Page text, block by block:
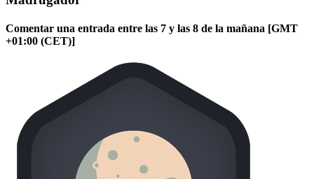
Comentar una entrada entre las 7 y las 8 de la mañana [GMT
+01:00 (CET)]